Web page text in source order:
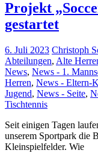
Projekt
gestartet
6. Juli 2023 Christoph
Abteilungen, Alte
News, News - 1.
Herren, News - Eltern-
Jugend, News - Seite,
Tischtennis
Seit einigen Tagen
unserem Sportpark die
Kleinspielfelder. Wie